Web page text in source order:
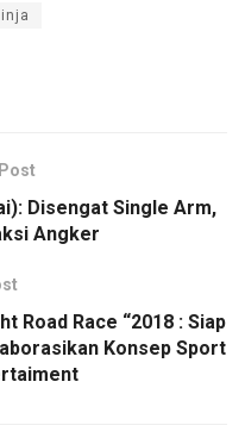
Disengat Single Arm,
Angker
Road Race “2018 : Siap
Konsep Sport